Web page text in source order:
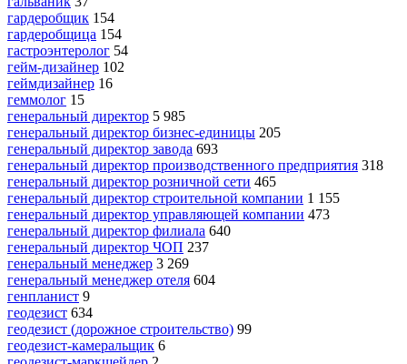
гардеробщик 154
гардеробщица 154
гастроэнтеролог 54
гейм-дизайнер 102
геймдизайнер 16
геммолог 15
генеральный директор 5 985
генеральный директор бизнес-единицы 205
генеральный директор завода 693
генеральный директор производственного предприятия 318
генеральный директор розничной сети 465
генеральный директор строительной компании 1 155
генеральный директор управляющей компании 473
генеральный директор филиала 640
генеральный директор ЧОП 237
генеральный менеджер 3 269
генеральный менеджер отеля 604
генпланист 9
геодезист 634
геодезист (дорожное строительство) 99
геодезист-камеральщик 6